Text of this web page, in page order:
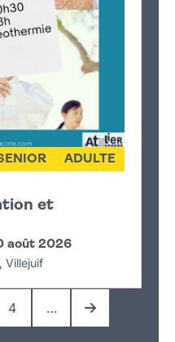
et
ADULTE
août 2026
Villejuif
Page
4 …
Page suivante